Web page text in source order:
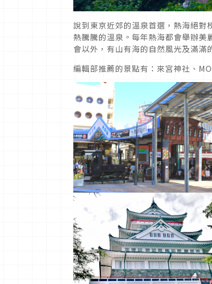
說到東京近郊的溫泉首選，熱海絕對
熱騰騰的溫泉。每年熱海都會舉辦
會以外，有山有海的自然風光及滿滿
編輯部推薦的景點有：來宮神社、